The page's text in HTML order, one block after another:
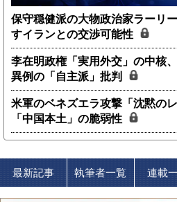
保守穏健派の大物政治家ラーリ
すイランとの交渉可能性
李在明政権「実用外交」の中核
異例の「自主派」批判
米軍のベネズエラ攻撃「沈黙の
「中国本土」の脆弱性
最新記事 執筆者一覧 連載